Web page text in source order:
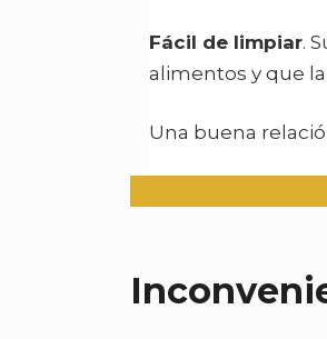
Fácil de limpiar.
alimentos y que
Una buena